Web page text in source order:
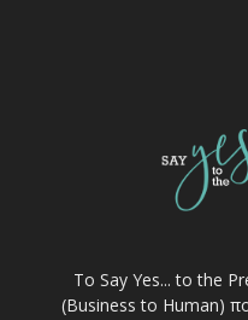
Το Say Yes... to the
(Business to Human)